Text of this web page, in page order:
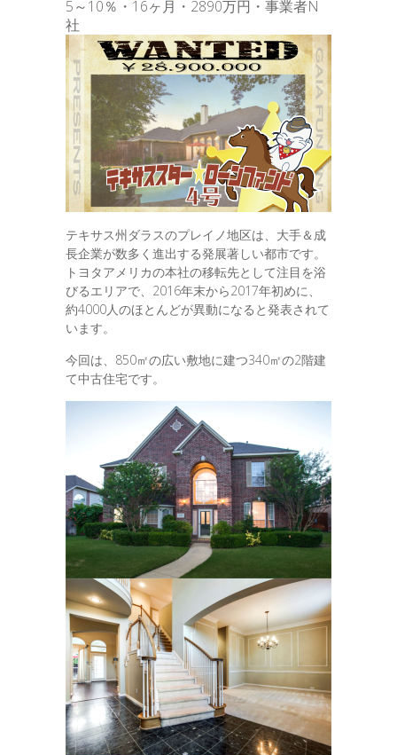
5～10％・16ヶ月・2890万円・事業者N
社
テキサス州ダラスのプレイノ地区は、大手＆成
長企業が数多く進出する発展著しい都市です。
トヨタアメリカの本社の移転先として注目を浴
びるエリアで、2016年末から2017年初めに、
約4000人のほとんどが異動になると発表されて
います。
今回は、850㎡の広い敷地に建つ340㎡の2階建
て中古住宅です。